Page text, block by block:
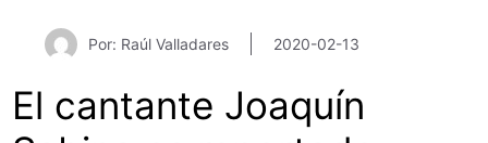
Por: Raúl Valladares 2020-02-13
El cantante Joaquín